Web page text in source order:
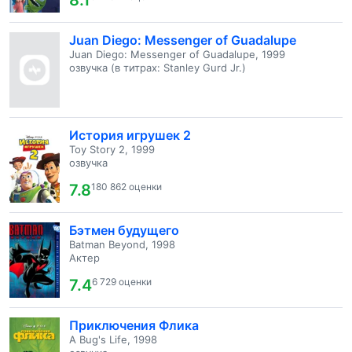
Juan Diego: Messenger of Guadalupe
Juan Diego: Messenger of Guadalupe, 1999
озвучка (в титрах: Stanley Gurd Jr.)
История игрушек 2
Toy Story 2, 1999
озвучка
7.8180 862 оценки
Бэтмен будущего
Batman Beyond, 1998
Актер
7.46 729 оценки
Приключения Флика
A Bug's Life, 1998